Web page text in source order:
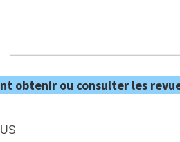
obtenir ou consulter les